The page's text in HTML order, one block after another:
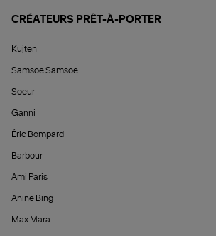
CRÉATEURS PRÊT-À-PORTER
Kujten
Samsoe Samsoe
Soeur
Ganni
Éric Bompard
Barbour
Ami Paris
Anine Bing
Max Mara